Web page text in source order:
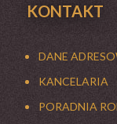
KONTAKT
DANE
KANCELARIA
PORADNIA